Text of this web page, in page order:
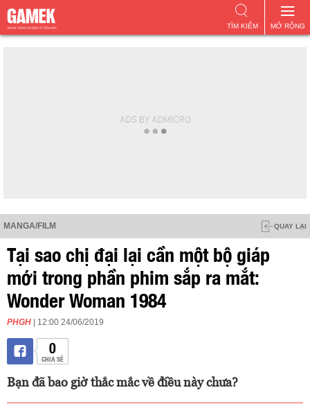
MỞ RỘNG
TÌM KIẾM
MANGA/FILM QUAY LẠI
Tại sao chị đại lại cần một bộ giáp
mới trong phần phim sắp ra mắt:
Wonder Woman 1984
PHGH | 12:00 24/06/2019
0
CHIA SẺ
Bạn đã bao giờ thắc mắc về điều này chưa?